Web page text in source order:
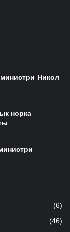
Никол
норка
(6)
(46)